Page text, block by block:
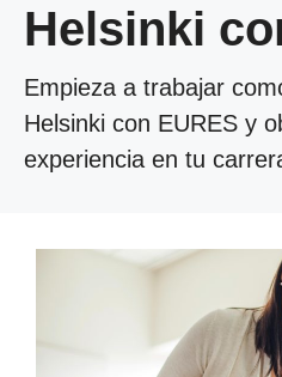
Helsinki
Empieza a trabajar
Helsinki con EURES y
experiencia en tu